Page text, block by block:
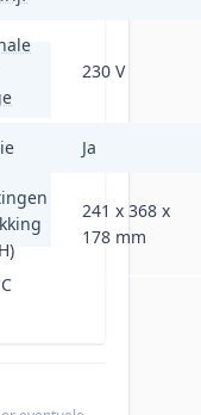
230 V
Ja
241 x 368 x
178 mm